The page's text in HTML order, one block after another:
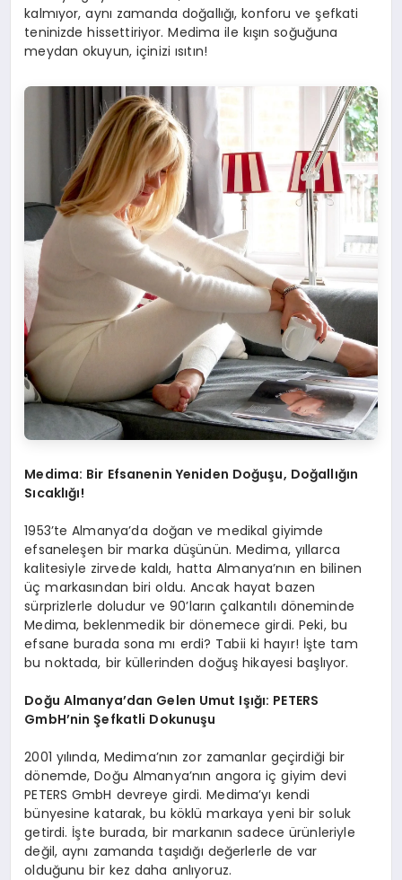
DIĞER
kalmıyor, aynı zamanda doğallığı, konforu ve şefkati
teninizde hissettiriyor. Medima ile kışın soğuğuna
meydan okuyun, içinizi ısıtın!
Medima: Bir Efsanenin Yeniden Doğuşu, Doğallığın
Sıcaklığı!
1953’te Almanya’da doğan ve medikal giyimde
efsaneleşen bir marka düşünün. Medima, yıllarca
kalitesiyle zirvede kaldı, hatta Almanya’nın en bilinen
üç markasından biri oldu. Ancak hayat bazen
sürprizlerle doludur ve 90’ların çalkantılı döneminde
Medima, beklenmedik bir dönemece girdi. Peki, bu
efsane burada sona mı erdi? Tabii ki hayır! İşte tam
bu noktada, bir küllerinden doğuş hikayesi başlıyor.
Doğu Almanya’dan Gelen Umut Işığı: PETERS
GmbH’nin Şefkatli Dokunuşu
2001 yılında, Medima’nın zor zamanlar geçirdiği bir
dönemde, Doğu Almanya’nın angora iç giyim devi
PETERS GmbH devreye girdi. Medima’yı kendi
bünyesine katarak, bu köklü markaya yeni bir soluk
getirdi. İşte burada, bir markanın sadece ürünleriyle
değil, aynı zamanda taşıdığı değerlerle de var
olduğunu bir kez daha anlıyoruz.